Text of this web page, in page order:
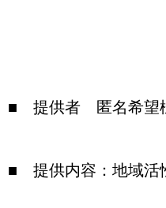
■ 提供者 匿名希望
■ 提供内容：地域活